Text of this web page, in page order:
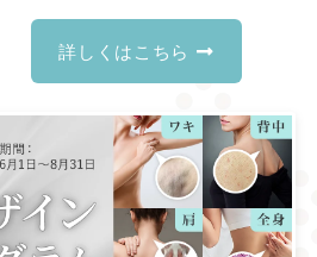
詳しくはこちら